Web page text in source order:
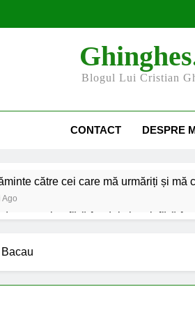
Blogul Lui Cristian
CONTACT DESPRE
către cei care mă urmăriți și mă
Ago
an școlar: fără fondul clasei, fără
și organizațiile din Bacău
trotuarelor din Bacău